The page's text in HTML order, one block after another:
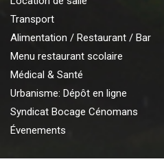
Transport
Alimentation / Restaurant / Bar
Menu restaurant scolaire
Médical & Santé
Urbanisme: Dépôt en ligne
Syndicat Bocage Cénomans
Évenements